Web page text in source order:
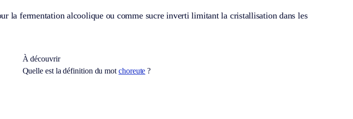
la fermentation alcoolique ou comme sucre inverti limitant la cristallisation dans les
À découvrir
Quelle est la définition du mot choreute ?